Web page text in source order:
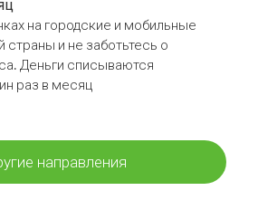
на городские и мобильные
и не заботьтесь о
Деньги списываются
раз в месяц
направления